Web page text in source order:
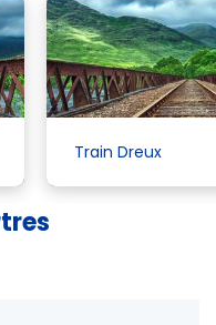
Train Dreux